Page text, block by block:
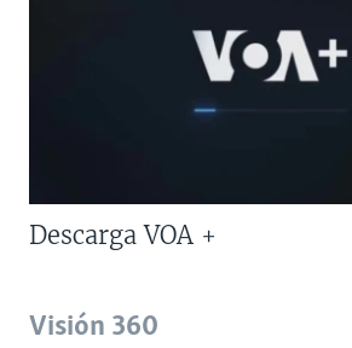
Descarga VOA +
Visión 360